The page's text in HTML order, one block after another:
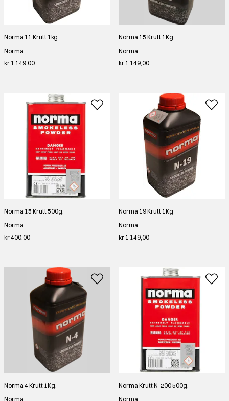
Norma 11 Krutt 1kg
Norma
kr 1 149,00
Norma 15 Krutt 1Kg.
Norma
kr 1 149,00
Norma 15 Krutt 500g.
Norma
kr 400,00
Norma 19 Krutt 1Kg
Norma
kr 1 149,00
Norma 4 Krutt 1Kg.
Norma
Norma Krutt N-200 500g.
Norma